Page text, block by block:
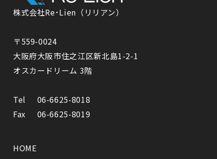
株式会社Re･Lien（リリアン）
〒559-0024
⼤阪府⼤阪市住之江区新北島1-2-1
オスカードリーム 3階
Tel
06-6625-8018
Fax
06-6625-8019
HOME